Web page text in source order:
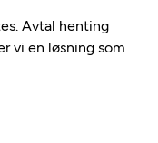
Avtal henting
vi en løsning som